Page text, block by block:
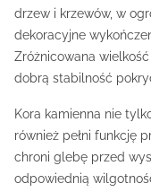
drzew i krzewów, w
dekoracyjne
Zróżnicowana
dobrą stabilność
Kora kamienna nie
również pełni funkcję
chroni glebę przed
odpowiednią